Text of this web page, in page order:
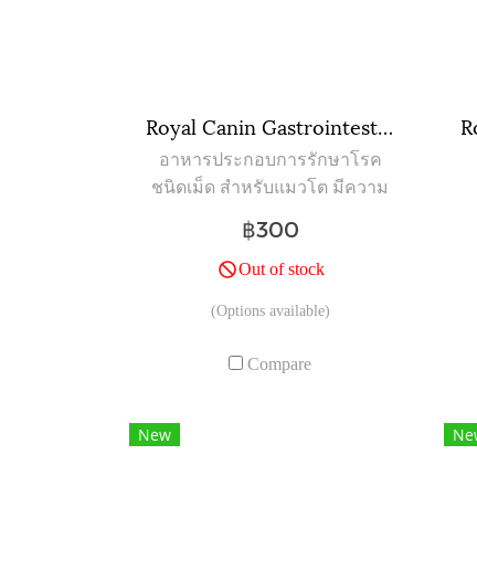
Royal Canin Gastrointestinal ขนาดถุง ( 400 กรัม , 2 กิโลกรัม )
อาหารประกอบการรักษาโรค
ชนิดเม็ด สำหรับแมวโต มีความ
ท้องเสีย อาเจียน
฿300
Out of stock
(Options available)
Compare
New